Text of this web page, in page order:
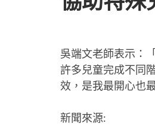
吳端文老師表示：
許多兒童完成不同
效，是我最開心也
新聞來源: